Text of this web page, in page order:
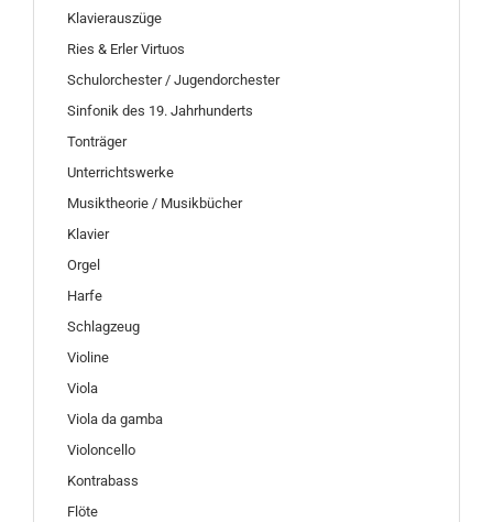
Klavierauszüge
Ries & Erler Virtuos
Schulorchester / Jugendorchester
Sinfonik des 19. Jahrhunderts
Tonträger
Unterrichtswerke
Musiktheorie / Musikbücher
Klavier
Orgel
Harfe
Schlagzeug
Violine
Viola
Viola da gamba
Violoncello
Kontrabass
Flöte